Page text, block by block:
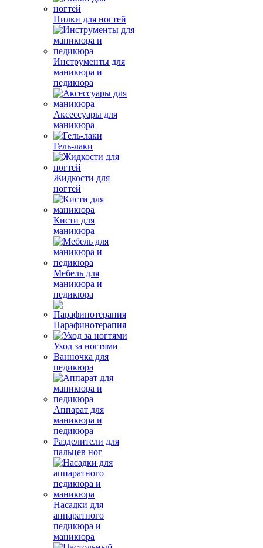
Пилки для ногтей
Инструменты для
маникюра и
педикюра
Аксессуары для
маникюра
Гель-лаки
Жидкости для
ногтей
Кисти для
маникюра
Мебель для
маникюра и
педикюра
Парафинотерапия
Уход за ногтями
Ванночка для
педикюра
Аппарат для
маникюра и
педикюра
Разделители для
пальцев ног
Насадки для
аппаратного
педикюра и
маникюра